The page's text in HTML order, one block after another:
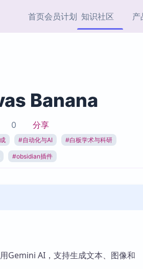
首页会员计划 知识社区
协作者
热门链接Top5
产
访问 Obsidian 官方
插件
PKMer 出品
插件
Banana
0 分享
#自动化与AI #白板学术与科研
#obsidian插件
Gemini AI，支持生成文本、图像和